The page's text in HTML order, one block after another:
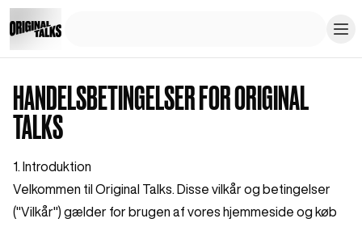
HANDELSBETINGELSER FOR ORIGINAL
TALKS
1. Introduktion
Velkommen til Original Talks. Disse vilkår og betingelser
("Vilkår") gælder for brugen af vores hjemmeside og køb